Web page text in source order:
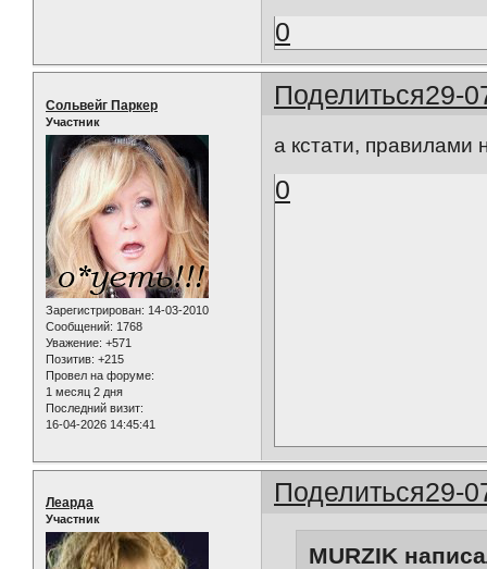
0
Поделиться29-
Сольвейг Паркер
Участник
Зарегистрирован: 14-03-2010
Сообщений: 1768
Уважение: +571
Позитив: +215
Провел на форуме:
1 месяц 2 дня
Последний визит:
16-04-2026 14:45:41
а кстати, правилами
0
Поделиться29-
Леарда
Участник
MURZIK